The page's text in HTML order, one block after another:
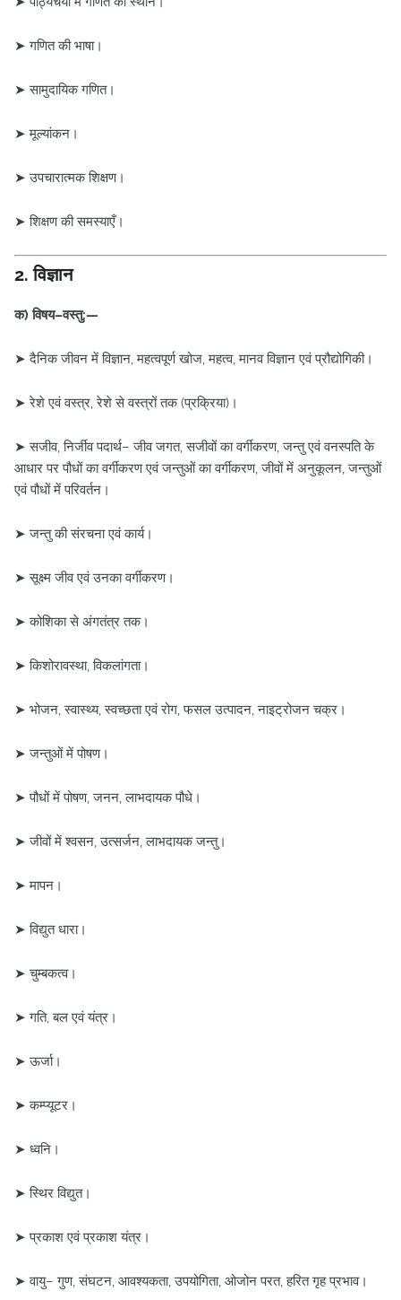
➤ गणित की भाषा।
➤ सामुदायिक गणित।
➤ मूल्यांकन।
➤ उपचारात्मक शिक्षण।
➤ शिक्षण की समस्याएँ।
2. विज्ञान
क) विषय–वस्तु:—
➤ दैनिक जीवन में विज्ञान, महत्वपूर्ण खोज, महत्व, मानव विज्ञान एवं प्रौद्योगिकी।
➤ रेशे एवं वस्त्र, रेशे से वस्त्रों तक (प्रक्रिया)।
➤ सजीव, निर्जीव पदार्थ– जीव जगत, सजीवों का वर्गीकरण, जन्तु एवं वनस्पति के
आधार पर पौधों का वर्गीकरण एवं जन्तुओं का वर्गीकरण, जीवों में अनुकूलन, जन्तुओं
एवं पौधों में परिवर्तन।
➤ जन्तु की संरचना एवं कार्य।
➤ सूक्ष्म जीव एवं उनका वर्गीकरण।
➤ कोशिका से अंगतंत्र तक।
➤ किशोरावस्था, विकलांगता।
➤ भोजन, स्वास्थ्य, स्वच्छता एवं रोग, फसल उत्पादन, नाइट्रोजन चक्र।
➤ जन्तुओं में पोषण।
➤ पौधों में पोषण, जनन, लाभदायक पौधे।
➤ जीवों में श्वसन, उत्सर्जन, लाभदायक जन्तु।
➤ मापन।
➤ विद्युत धारा।
➤ चुम्बकत्व।
➤ गति, बल एवं यंत्र।
➤ ऊर्जा।
➤ कम्प्यूटर।
➤ ध्वनि।
➤ स्थिर विद्युत।
➤ प्रकाश एवं प्रकाश यंत्र।
➤ वायु– गुण, संघटन, आवश्यकता, उपयोगिता, ओजोन परत, हरित गृह प्रभाव।